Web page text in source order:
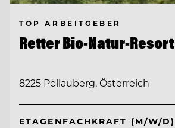
TOP ARBEITGEBER
Retter Bio-Natur-Resort
8225 Pöllauberg, Österreich
ETAGENFACHKRAFT (M/W/D)